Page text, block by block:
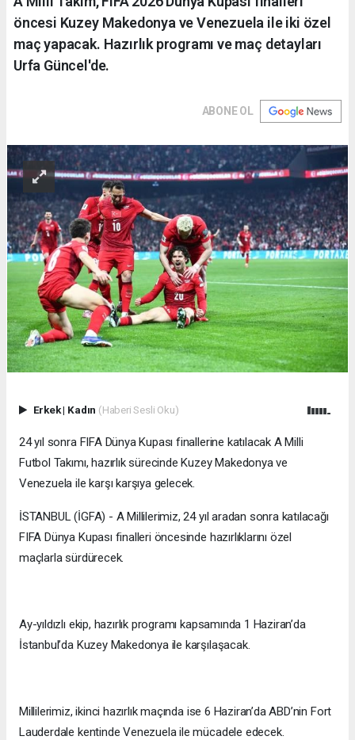
öncesi Kuzey Makedonya ve Venezuela ile iki özel
maç yapacak. Hazırlık programı ve maç detayları
Urfa Güncel'de.
ABONE OL
Erkek| Kadın (Haberi Sesli Oku)
24 yıl sonra FIFA Dünya Kupası finallerine katılacak A Milli
Futbol Takımı, hazırlık sürecinde Kuzey Makedonya ve
Venezuela ile karşı karşıya gelecek.
İSTANBUL (İGFA) - A Millilerimiz, 24 yıl aradan sonra katılacağı
FIFA Dünya Kupası finalleri öncesinde hazırlıklarını özel
maçlarla sürdürecek.
Ay-yıldızlı ekip, hazırlık programı kapsamında 1 Haziran’da
İstanbul’da Kuzey Makedonya ile karşılaşacak.
Millilerimiz, ikinci hazırlık maçında ise 6 Haziran’da ABD’nin Fort
Lauderdale kentinde Venezuela ile mücadele edecek.